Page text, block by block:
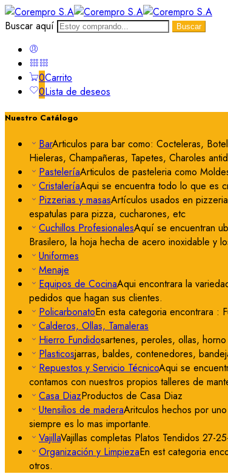
Buscar aquí Buscar
0Carrito
0Lista de deseos
Nuestro Catálogo
BarArticulos para bar como: Cocteleras,
Hieleras, Champañeras, Tapetes, Charoles
PasteleríaArticulos de pasteleria como
CristaleríaAqui se encuentra todo lo que es
Pizzerias y masasArtículos usados en
espatulas para pizza, cucharones, etc
Cuchillos ProfesionalesAquí se encuentran
Brasilero, la hoja hecha de acero inoxidable y
Uniformes
Menaje
Equipos de CocinaAqui encontrara la
pedidos que hagan sus clientes.
PolicarbonatoEn esta categoria encontrara :
Calderos, Ollas, Tamaleras
Hierro Fundidosartenes, peroles, ollas,
Plasticosjarras, baldes, contenedores,
Repuestos y Servicio TécnicoAqui se
contamos con nuestros propios talleres de
Casa DiazProductos de Casa Diaz
Utensilios de maderaAritculos hechos por
siempre es lo mas importante.
VajillaVajillas completas Platos Tendidos 27-
Organización y LimpiezaEn est categoria
otros.